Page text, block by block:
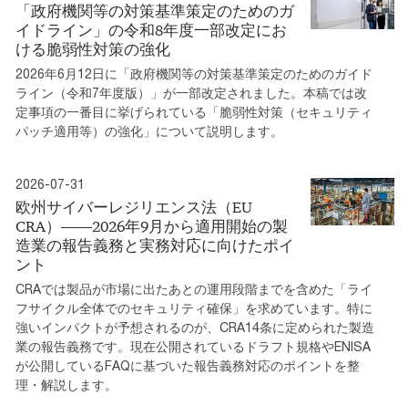
「政府機関等の対策基準策定のためのガ
イドライン」の令和8年度一部改定にお
ける脆弱性対策の強化
2026年6月12日に「政府機関等の対策基準策定のためのガイド
ライン（令和7年度版）」が一部改定されました。本稿では改
定事項の一番目に挙げられている「脆弱性対策（セキュリティ
パッチ適用等）の強化」について説明します。
2026-07-31
欧州サイバーレジリエンス法（EU
CRA）――2026年9月から適用開始の製
造業の報告義務と実務対応に向けたポイ
ント
CRAでは製品が市場に出たあとの運用段階までを含めた「ライ
フサイクル全体でのセキュリティ確保」を求めています。特に
強いインパクトが予想されるのが、CRA14条に定められた製造
業の報告義務です。現在公開されているドラフト規格やENISA
が公開しているFAQに基づいた報告義務対応のポイントを整
理・解説します。